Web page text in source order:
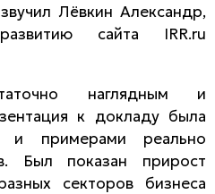
Лёвкин Александр,
сайта IRR.ru
наглядным и
к докладу была
и примерами реально
Был показан прирост
секторов бизнеса